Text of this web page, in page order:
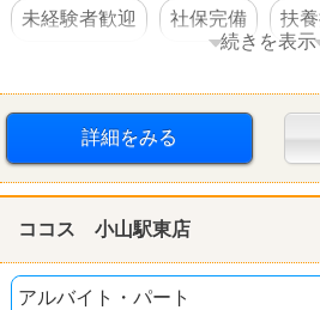
未経験者歓迎 社保完備 扶
続きを表示
詳細をみる
ココス 小山駅東店
アルバイト・パート